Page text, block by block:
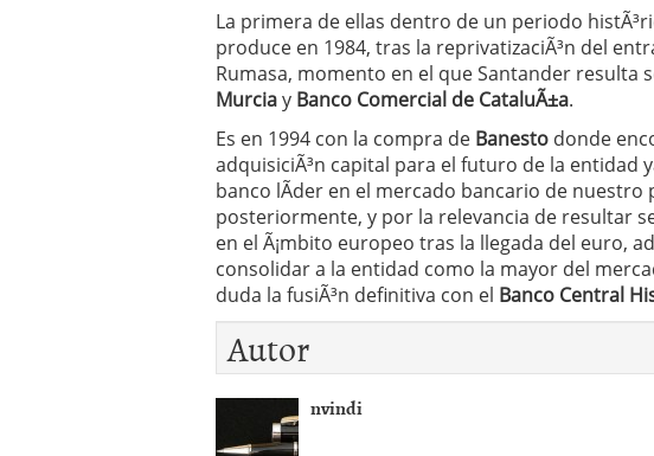
CÃ³mo afrontar una baja mÃ©dica
26/05/2026
La primera de ellas dentro de un periodo
produce en 1984, tras la reprivatizaciÃ³n del
Rumasa, momento en el que Santander resulta
Murciay Banco Comercial de CataluÃ±a.
Es en 1994 con la compra de Banesto donde
adquisiciÃ³n capital para el futuro de la entidad
banco lÃ­der en el mercado bancario de nuestro
posteriormente, y por la relevancia de resultar
en el Ã¡mbito europeo tras la llegada del euro,
consolidar a la entidad como la mayor del
duda la fusiÃ³n definitiva con el Banco Central
Autor
nvindi